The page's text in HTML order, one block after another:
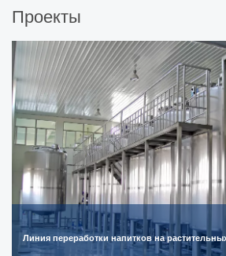
Проекты
Линия переработки напитков на